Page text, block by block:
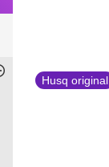
Husq original